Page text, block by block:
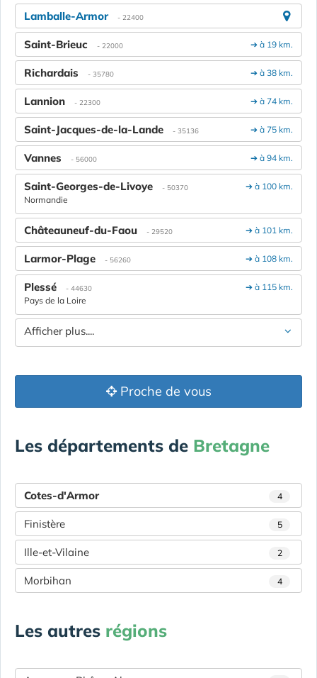
Lamballe-Armor - 22400
➔ à 19 km.
Saint-Brieuc - 22000
➔ à 38 km.
Richardais - 35780
➔ à 74 km.
Lannion - 22300
➔ à 75 km.
Saint-Jacques-de-la-Lande - 35136
➔ à 94 km.
Vannes - 56000
➔ à 100 km.
Saint-Georges-de-Livoye - 50370
Normandie
➔ à 101 km.
Châteauneuf-du-Faou - 29520
➔ à 108 km.
Larmor-Plage - 56260
➔ à 115 km.
Plessé - 44630
Pays de la Loire
Afficher plus....
Proche de vous
Les départements de Bretagne
Cotes-d'Armor 4
Finistère 5
Ille-et-Vilaine 2
Morbihan 4
Les autres régions